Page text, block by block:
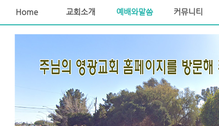
Home 교회소개 예배와말씀 커뮤니티
Sketchbook5, 스케치북5
Sketchbook5, 스케치북5